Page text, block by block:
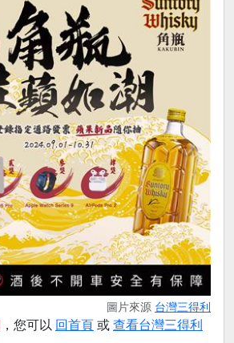
圖片來源 台灣三得利
，您可以 回首頁 或 查看台灣三得利